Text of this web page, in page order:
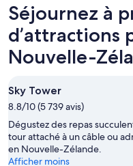
Séjournez à
d’attractions
Nouvelle-
Sky Tower
8.8/10 (5 739 avis)
Dégustez des repas
tour attaché à un câble ou
en Nouvelle-Zélande.
Afficher moins